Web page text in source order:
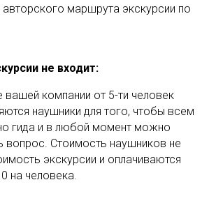
маршрута экскурсии по
не входит:
вашей компании от 5-ти человек
наушники для того, чтобы всем
гида и в любой момент можно
вопрос. Стоимость наушников не
экскурсии и оплачиваются
на человека.